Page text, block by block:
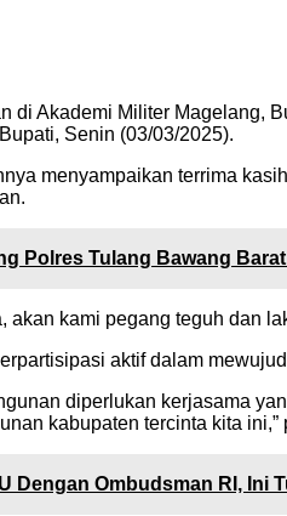
di Akademi Militer Magelang,
Senin (03/03/2025).
menyampaikan terrima
Polres Tulang Bawang
kami pegang teguh dan
aktif dalam
diperlukan kerjasama
kabupaten tercinta kita ini,”
Dengan Ombudsman RI, Ini